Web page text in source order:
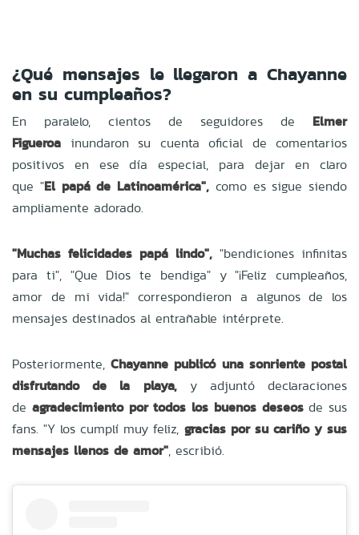
¿Qué mensajes le llegaron a Chayanne
en su cumpleaños?
En paralelo, cientos de seguidores de
Elmer
Figueroa inundaron su cuenta oficial de comentarios
positivos en ese día especial, para dejar en claro
que "El papá de Latinoamérica", como es sigue siendo
ampliamente adorado.
"Muchas felicidades papá lindo", "bendiciones infinitas
para ti", "Que Dios te bendiga" y "¡Feliz cumpleaños,
amor de mi vida!" correspondieron a algunos de los
mensajes destinados al entrañable intérprete.
Posteriormente, Chayanne publicó una sonriente postal
disfrutando de la playa,
y adjuntó declaraciones
de agradecimiento por todos los buenos deseosde sus
fans. "Y los cumplí muy feliz, gracias por su cariño y sus
mensajes llenos de amor", escribió.